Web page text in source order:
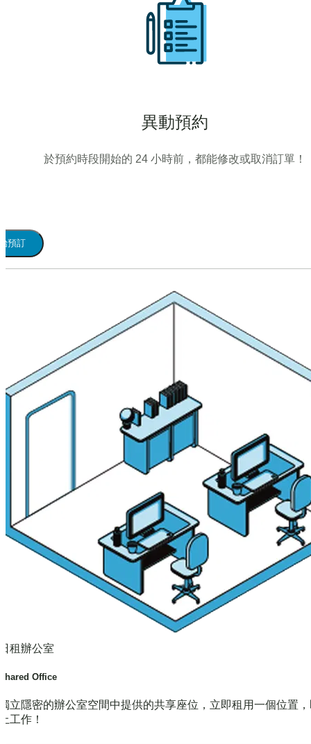
異動預約
於預約時段開始的 24 小時前，都能修改或取消訂單！
預訂
租辦公室
Office
立隱密的辦公室空間中提供的共享座位，立即租用一個位置
工作！